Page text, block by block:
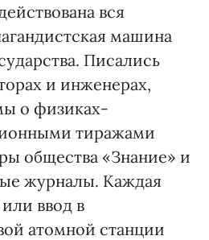
вся
машина
Писались
и инженерах,
о физиках-
тиражами
общества «Знание» и
журналы. Каждая
ввод в
атомной станции